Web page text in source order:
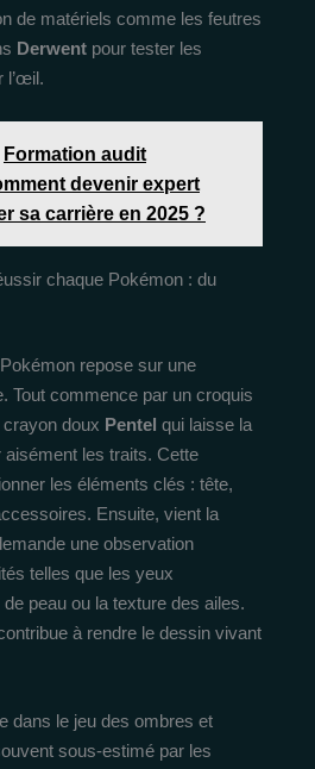
de matériels comme les feutres
Derwent pour tester les
l’œil.
Formation audit
devenir expert
sa carrière en 2025 ?
chaque Pokémon : du
repose sur une
Tout commence par un croquis
crayon doux Pentel qui laisse la
aisément les traits. Cette
les éléments clés : tête,
Ensuite, vient la
une observation
telles que les yeux
peau ou la texture des ailes.
à rendre le dessin vivant
dans le jeu des ombres et
sous-estimé par les